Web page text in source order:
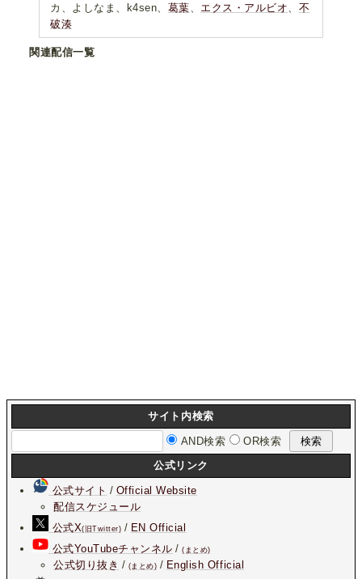
カ、よしなま、k4sen、 葛葉 エクス・アルビオ
不
破湊
関連配信一覧
サイト内検索
AND検索
OR検索
公式リンク
公式サイト / Official Website
配信スケジュール
公式X(旧Twitter) / EN Official
公式YouTubeチャンネル /(まとめ)
公式切り抜き / (まとめ) / English Official